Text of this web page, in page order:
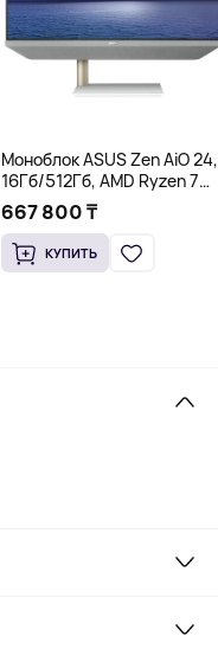
Моноблок ASUS Zen AiO 24,
16Гб/512Гб, AMD Ryzen 7
5825U, белый
667 800 ₸
КУПИТЬ